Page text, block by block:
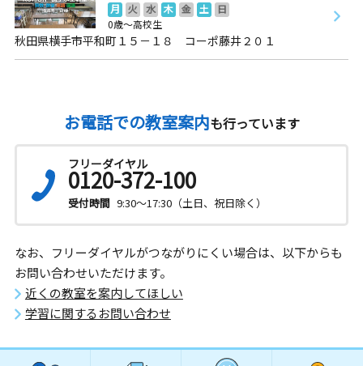
月 火 水 木 金 土
日
0歳～高校生
秋田県横手市平和町１５－１８ コーポ藤井２０１
お電話での教室案内も行っています
フリーダイヤル
0120-372-100
受付時間 9:30～17:30（土日、祝日除く）
なお、フリーダイヤルがつながりにくい場合は、以下からも
お問い合わせいただけます。
近くの教室を案内してほしい
学習に関するお問い合わせ